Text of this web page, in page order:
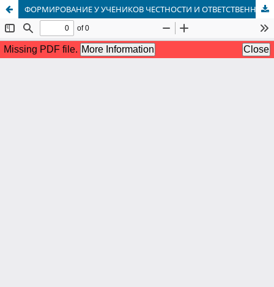
ФОРМИРОВАНИЕ У УЧЕНИКОВ ЧЕСТНОСТИ И ОТВЕТСТВЕННОСТИ ЧЕРЕЗ НАРОДНОЕ ВОСПИТАНИЕ В ЭПОСЕ «МАНАС»